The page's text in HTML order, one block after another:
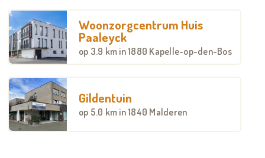
Woonzorgcentrum Huis
Paaleyck
op 3.9 km in 1880 Kapelle-op-den-Bos
Gildentuin
op 5.0 km in 1840 Malderen